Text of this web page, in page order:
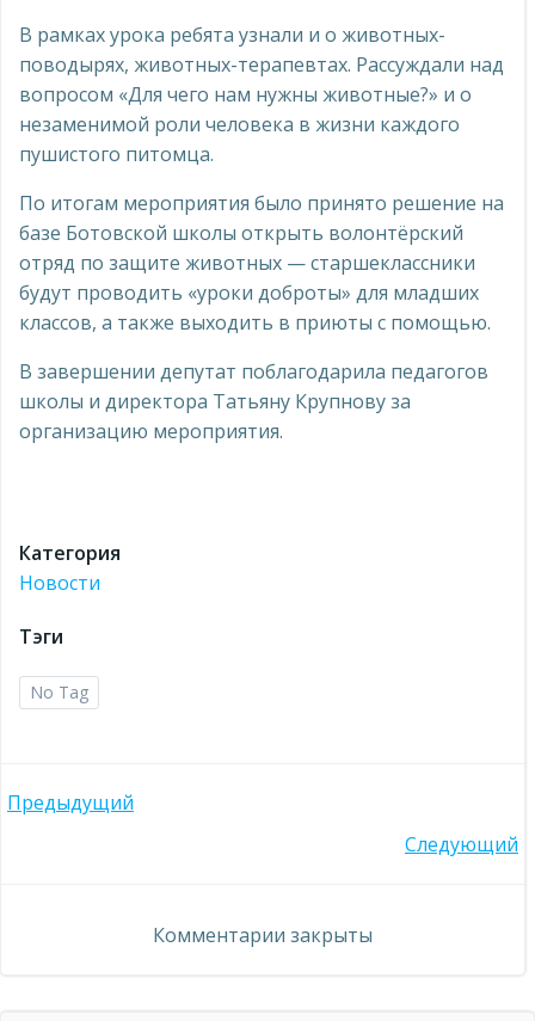
В рамках урока ребята узнали и о животных-
поводырях, животных-терапевтах. Рассуждали над
вопросом «Для чего нам нужны животные?» и о
незаменимой роли человека в жизни каждого
пушистого питомца.
По итогам мероприятия было принято решение на
базе Ботовской школы открыть волонтёрский
отряд по защите животных — старшеклассники
будут проводить «уроки доброты» для младших
классов, а также выходить в приюты с помощью.
В завершении депутат поблагодарила педагогов
школы и директора Татьяну Крупнову за
организацию мероприятия.
Категория
Новости
Тэги
No Tag
Навигация
записям
Предыдущий
Следующий
Комментарии закрыты